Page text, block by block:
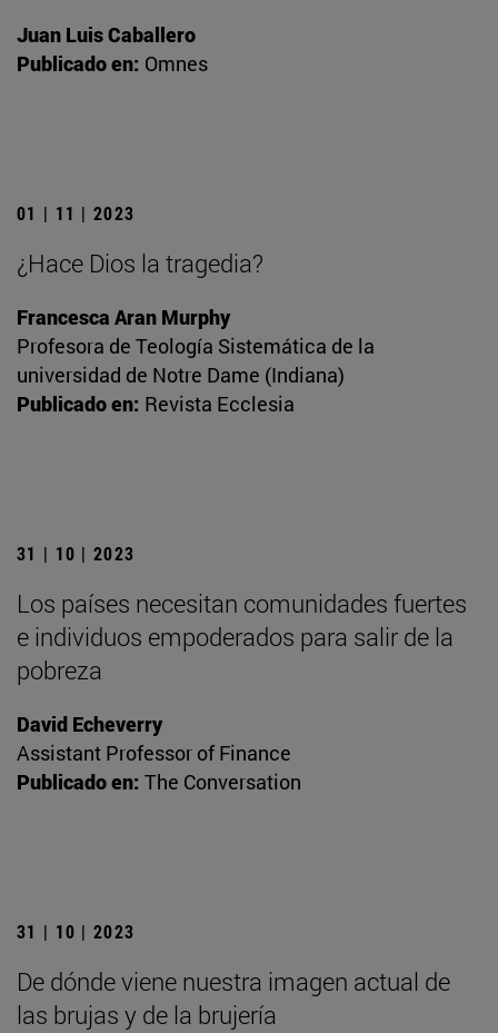
Juan Luis Caballero
Publicado en: Omnes
01 | 11 | 2023
¿Hace Dios la tragedia?
Francesca Aran Murphy
Profesora de Teología Sistemática de la
universidad de Notre Dame (Indiana)
Publicado en: Revista Ecclesia
31 | 10 | 2023
Los países necesitan comunidades fuertes
e individuos empoderados para salir de la
pobreza
David Echeverry
Assistant Professor of Finance
Publicado en: The Conversation
31 | 10 | 2023
De dónde viene nuestra imagen actual de
las brujas y de la brujería